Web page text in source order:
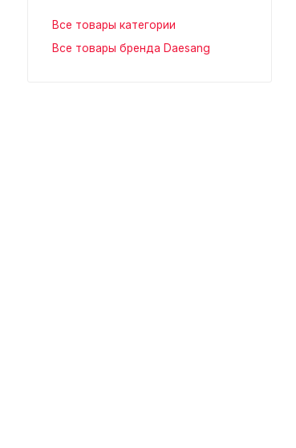
Все товары категории
Все товары бренда Daesang